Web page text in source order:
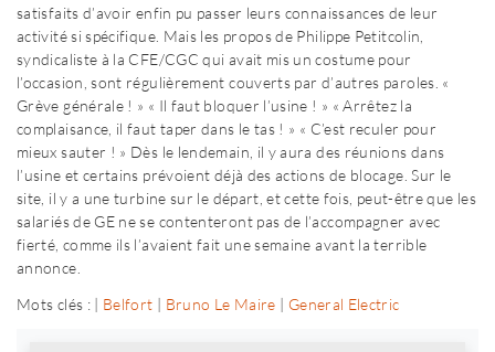
satisfaits d’avoir enfin pu passer leurs connaissances de leur
activité si spécifique. Mais les propos de Philippe Petitcolin,
syndicaliste à la CFE/CGC qui avait mis un costume pour
l’occasion, sont régulièrement couverts par d’autres paroles. «
Grève générale ! » « Il faut bloquer l’usine ! » « Arrêtez la
complaisance, il faut taper dans le tas ! » « C’est reculer pour
mieux sauter ! » Dès le lendemain, il y aura des réunions dans
l’usine et certains prévoient déjà des actions de blocage. Sur le
site, il y a une turbine sur le départ, et cette fois, peut-être que les
salariés de GE ne se contenteront pas de l’accompagner avec
fierté, comme ils l’avaient fait une semaine avant la terrible
annonce.
Mots clés : | Belfort | Bruno Le Maire | General Electric